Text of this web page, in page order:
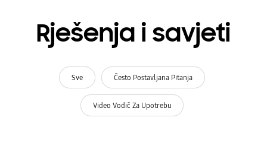
Rješenja i savjeti
Sve Često Postavljana Pitanja
Video Vodič Za Upotrebu